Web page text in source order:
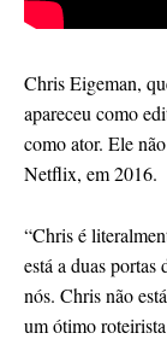
Chris Eigeman,
apareceu como
como ator. Ele
Netflix, em 2016.
“Chris é
está a duas portas
nós. Chris não
um ótimo